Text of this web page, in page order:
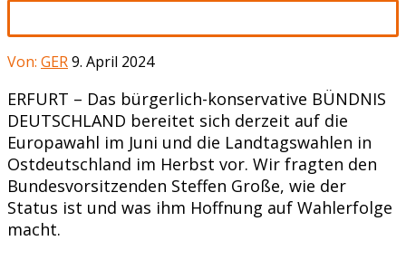
Von: GER9. April 2024
ERFURT – Das bürgerlich-konservative BÜNDNIS
DEUTSCHLAND bereitet sich derzeit auf die
Europawahl im Juni und die Landtagswahlen in
Ostdeutschland im Herbst vor. Wir fragten den
Bundesvorsitzenden Steffen Große, wie der
Status ist und was ihm Hoffnung auf Wahlerfolge
macht.